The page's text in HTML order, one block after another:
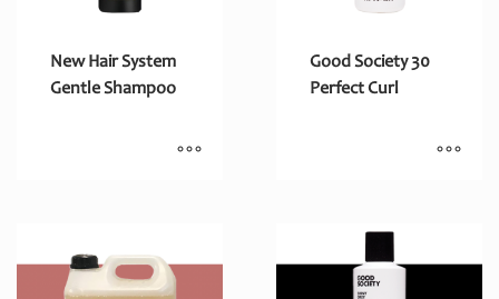
New Hair System
Gentle Shampoo
Good Society 30
Perfect Curl